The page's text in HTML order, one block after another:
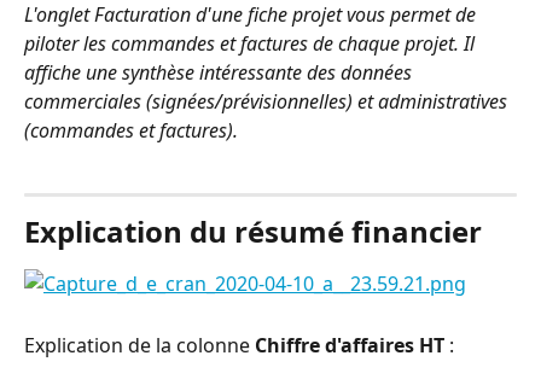
L'onglet Facturation d'une fiche projet vous permet de
piloter les commandes et factures de chaque projet. Il
affiche une synthèse intéressante des données
commerciales (signées/prévisionnelles) et administratives
(commandes et factures).
Explication du résumé financier
Explication de la colonne Chiffre d'affaires HT :